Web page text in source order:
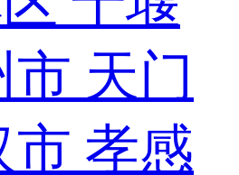
市 天门
市 孝感